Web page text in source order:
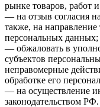
рынке товаров, работ
— на отзыв согласия
также, на
персональных данных;
— обжаловать в
субъектов
неправомерные
обработке его
— на осуществление
законодательством РФ.